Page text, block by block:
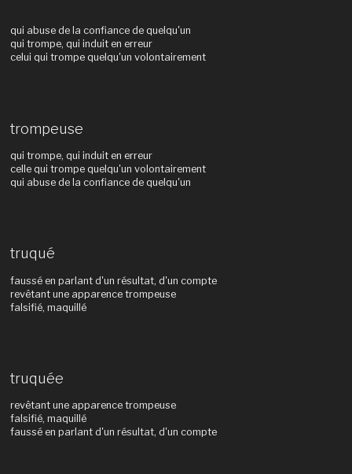
qui abuse de la confiance de quelqu'un
qui trompe, qui induit en erreur
celui qui trompe quelqu'un volontairement
trompeuse
qui trompe, qui induit en erreur
celle qui trompe quelqu'un volontairement
qui abuse de la confiance de quelqu'un
truqué
faussé en parlant d'un résultat, d'un compte
revêtant une apparence trompeuse
falsifié, maquillé
truquée
revêtant une apparence trompeuse
falsifié, maquillé
faussé en parlant d'un résultat, d'un compte